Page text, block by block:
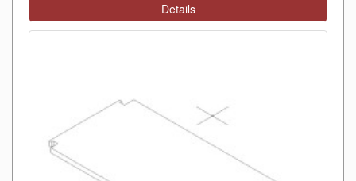
Details